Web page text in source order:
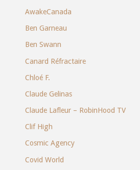
AwakeCanada
Ben Garneau
Ben Swann
Canard Réfractaire
Chloé F.
Claude Gelinas
Claude Lafleur – RobinHood TV
Clif High
Cosmic Agency
Covid World